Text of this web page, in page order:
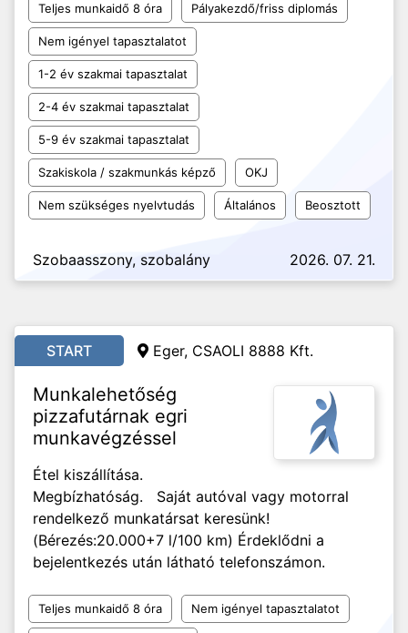
Teljes munkaidő 8 óra Pályakezdő/friss diplomás
Nem igényel tapasztalatot
1-2 év szakmai tapasztalat
2-4 év szakmai tapasztalat
5-9 év szakmai tapasztalat
Szakiskola / szakmunkás képző OKJ
Nem szükséges nyelvtudás Általános Beosztott
Szobaasszony, szobalány 2026. 07. 21.
START Eger, CSAOLI 8888 Kft.
Munkalehetőség
pizzafutárnak egri
munkavégzéssel
Étel kiszállítása.
Megbízhatóság. Saját autóval vagy motorral
rendelkező munkatársat keresünk!
(Bérezés:20.000+7 l/100 km) Érdeklődni a
bejelentkezés után látható telefonszámon.
Teljes munkaidő 8 óra Nem igényel tapasztalatot